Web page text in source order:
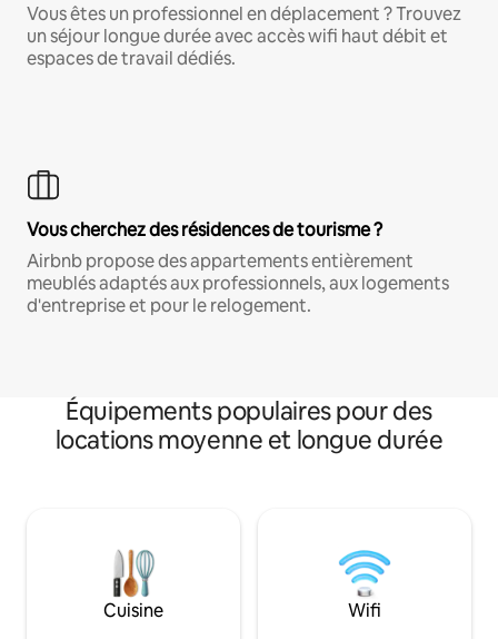
Vous êtes un professionnel en déplacement ? Trouvez
un séjour longue durée avec accès wifi haut débit et
espaces de travail dédiés.
Vous cherchez des résidences de tourisme ?
Airbnb propose des appartements entièrement
meublés adaptés aux professionnels, aux logements
d'entreprise et pour le relogement.
Équipements populaires pour des
locations moyenne et longue durée
Cuisine Wifi